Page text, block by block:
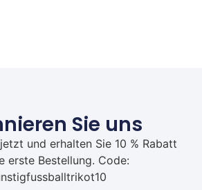
Sie uns
und erhalten Sie 10 % Rabatt
erste Bestellung. Code: